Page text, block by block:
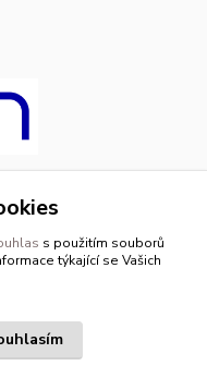
s použitím souborů
týkající se Vašich